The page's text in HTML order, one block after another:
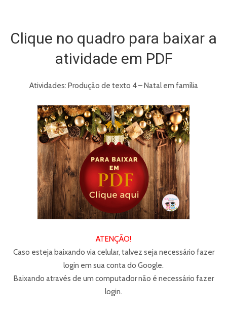
Clique no quadro para baixar a
atividade em PDF
Atividades: Produção de texto 4 – Natal em família
ATENÇÃO!
Caso esteja baixando via celular, talvez seja necessário fazer
login em sua conta do Google.
Baixando através de um computador não é necessário fazer
login.